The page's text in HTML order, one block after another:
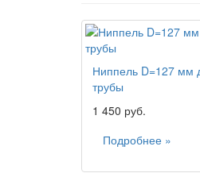
Ниппель D=127 мм
трубы
1 450 руб.
Подробнее »